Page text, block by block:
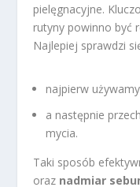
pielęgnacyjne.
rutyny powinno być
Najlepiej sprawdzi
najpierw
a następnie
mycia.
Taki sposób
oraz nadmiar